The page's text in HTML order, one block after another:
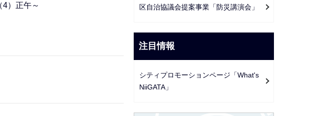
）正午～
区自治協議会提案事業「防災講演会」
注目情報
シティプロモーションページ「What's
NiiGATA」